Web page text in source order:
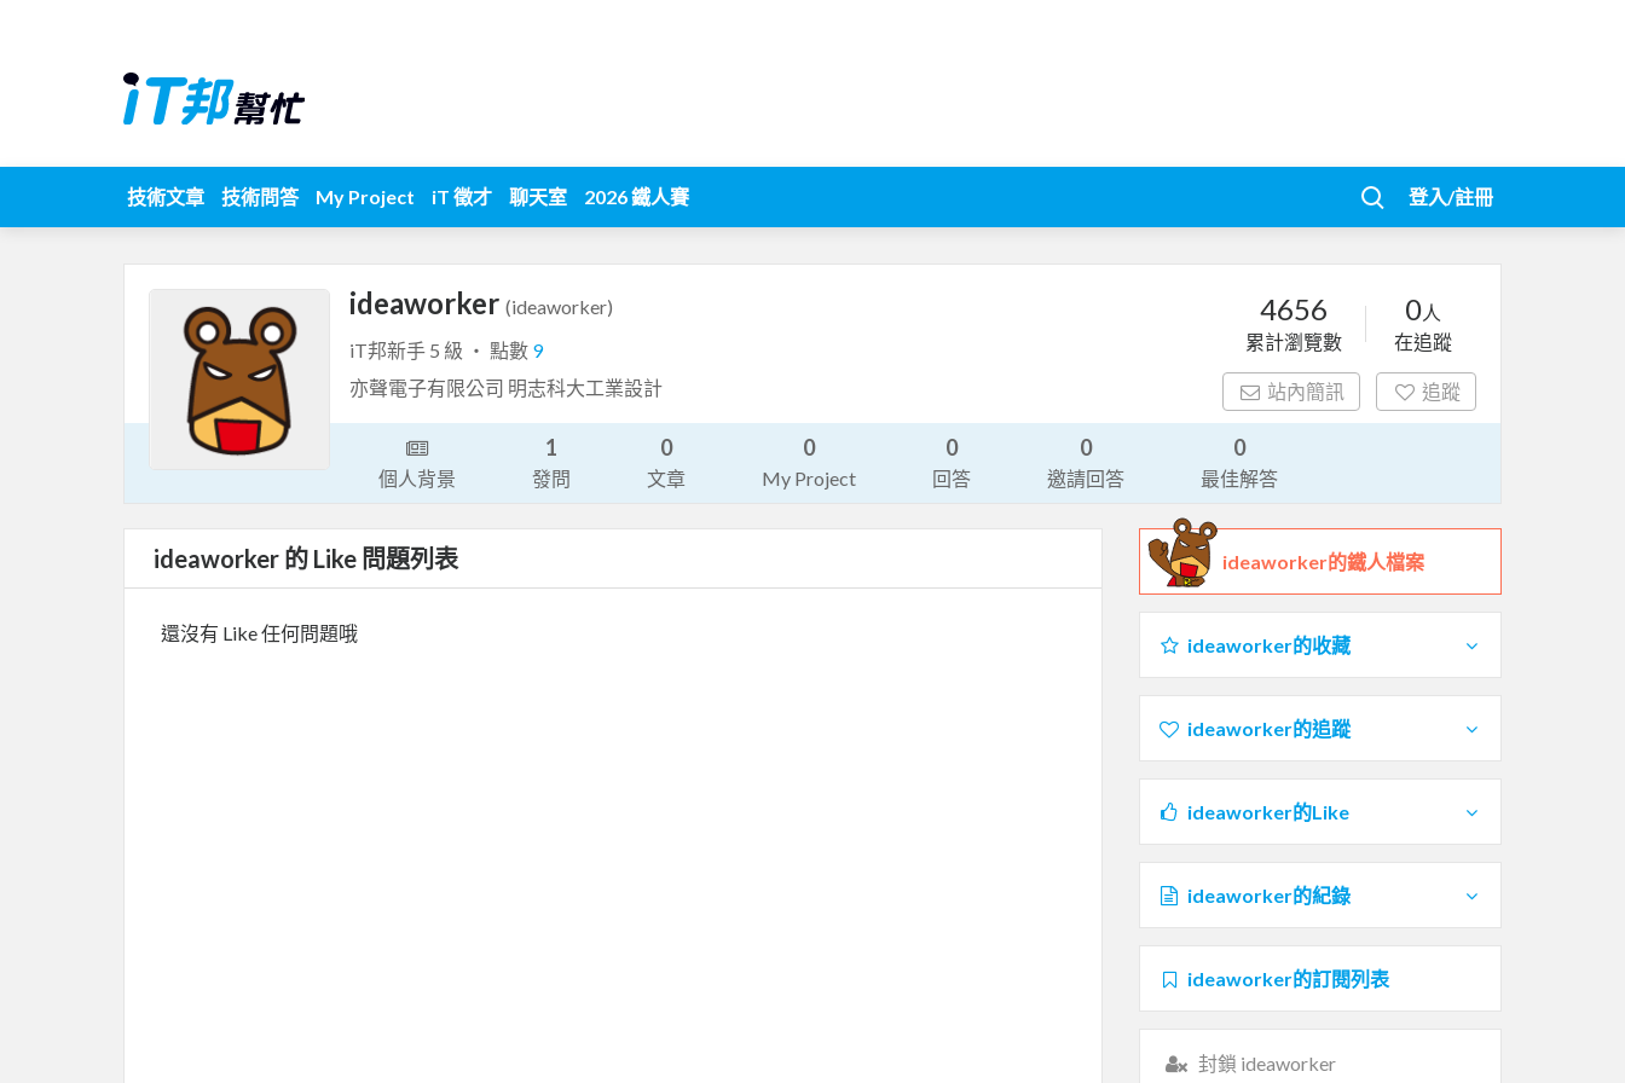
技術文章 技術問答 My Project iT 徵才 聊天室 2026 鐵人賽 登入/註冊
ideaworker (ideaworker)
iT邦新手 5 級 ‧ 點數 9
亦聲電子有限公司 明志科大工業設計
4656
累計瀏覽數
0人
在追蹤
站內簡訊 追蹤
個人背景
1
發問
0
文章
0
My Project
0
回答
0
邀請回答
0
最佳解答
ideaworker 的 Like 問題列表
還沒有 Like 任何問題哦
ideaworker的鐵人檔案
ideaworker的收藏
ideaworker的追蹤
ideaworker的Like
ideaworker的紀錄
ideaworker的訂閱列表
封鎖 ideaworker